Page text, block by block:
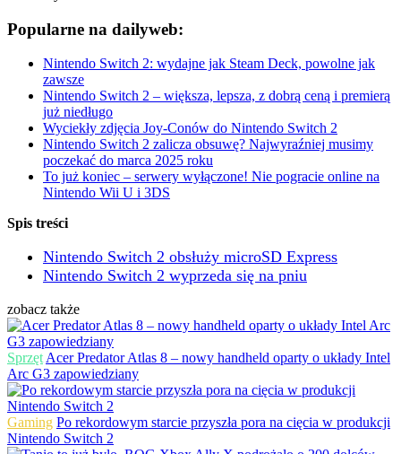
Popularne na dailyweb:
Nintendo Switch 2: wydajne jak Steam Deck, powolne jak
zawsze
Nintendo Switch 2 – większa, lepsza, z dobrą ceną i premierą
już niedługo
Wyciekły zdjęcia Joy-Conów do Nintendo Switch 2
Nintendo Switch 2 zalicza obsuwę? Najwyraźniej musimy
poczekać do marca 2025 roku
To już koniec – serwery wyłączone! Nie pogracie online na
Nintendo Wii U i 3DS
Spis treści
Nintendo Switch 2 obsłuży microSD Express
Nintendo Switch 2 wyprzeda się na pniu
zobacz także
Sprzęt Acer Predator Atlas 8 – nowy handheld oparty o układy Intel
Arc G3 zapowiedziany
Gaming Po rekordowym starcie przyszła pora na cięcia w produkcji
Nintendo Switch 2